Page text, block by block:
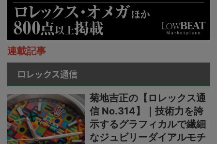
連載記事
ロレックス通信
菊地吉正の【ロレックス通
信 No.314】｜技術力を誇
示するグラフィカルで繊細
なジュビリーダイアルモチ